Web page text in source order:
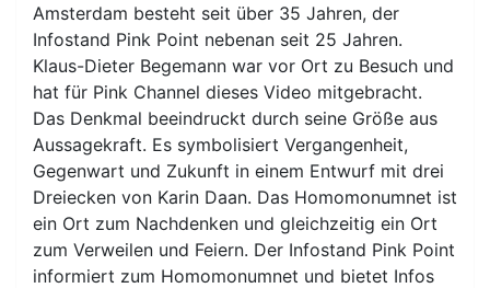
Amsterdam besteht seit über 35 Jahren, der
Infostand Pink Point nebenan seit 25 Jahren.
Klaus-Dieter Begemann war vor Ort zu Besuch und
hat für Pink Channel dieses Video mitgebracht.
Das Denkmal beeindruckt durch seine Größe aus
Aussagekraft. Es symbolisiert Vergangenheit,
Gegenwart und Zukunft in einem Entwurf mit drei
Dreiecken von Karin Daan. Das Homomonumnet ist
ein Ort zum Nachdenken und gleichzeitig ein Ort
zum Verweilen und Feiern. Der Infostand Pink Point
informiert zum Homomonumnet und bietet Infos